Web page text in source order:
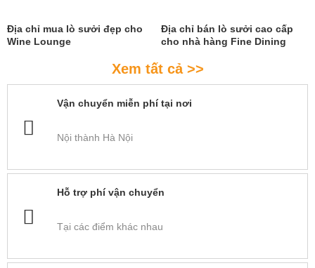
Địa chỉ mua lò sưởi đẹp cho
Wine Lounge
Địa chỉ bán lò sưởi cao cấp
cho nhà hàng Fine Dining
Xem tất cả >>
Vận chuyển miễn phí tại nơi
Nội thành Hà Nội
Hỗ trợ phí vận chuyển
Tại các điểm khác nhau